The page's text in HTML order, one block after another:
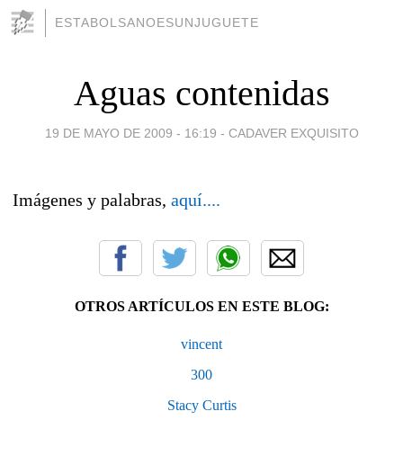
ESTABOLSANOESUNJUGUETE
Aguas contenidas
19 DE MAYO DE 2009 - 16:19 - CADAVER EXQUISITO
Imágenes y palabras, aquí....
OTROS ARTÍCULOS EN ESTE BLOG:
vincent
300
Stacy Curtis